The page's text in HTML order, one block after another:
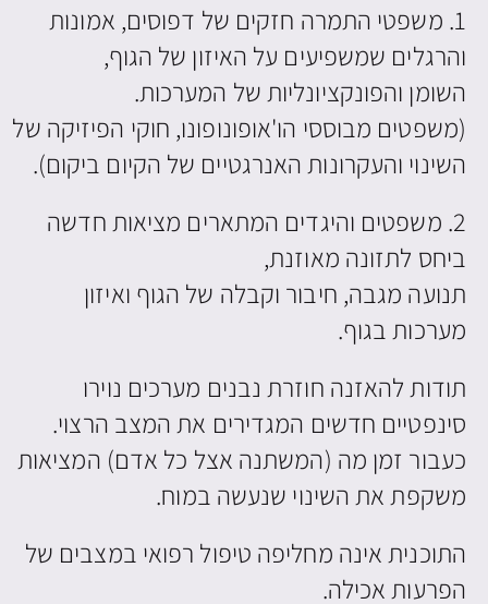
1. משפטי התמרה חזקים של דפוסים, אמונות
והרגלים שמשפיעים על האיזון של הגוף,
השומן והפונקציונליות של המערכות.
(משפטים מבוססי הו'אופונופונו, חוקי הפיזיקה של
השינוי והעקרונות האנרגטיים של הקיום ביקום).
2. משפטים והיגדים המתארים מציאות חדשה
ביחס לתזונה מאוזנת,
תנועה מגבה, חיבור וקבלה של הגוף ואיזון
מערכות בגוף.
תודות להאזנה חוזרת נבנים מערכים נוירו
סינפטיים חדשים המגדירים את המצב הרצוי.
כעבור זמן מה (המשתנה אצל כל אדם) המציאות
משקפת את השינוי שנעשה במוח.
התוכנית אינה מחליפה טיפול רפואי במצבים של
הפרעות אכילה.